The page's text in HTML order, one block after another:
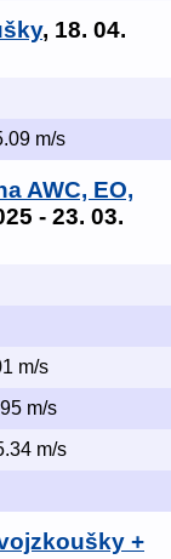
, 18. 04.
m/s
AWC, EO,
- 23. 03.
m/s
m/s
m/s
+